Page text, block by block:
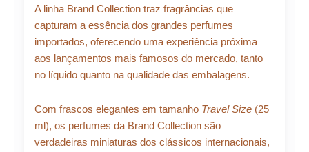
A linha Brand Collection traz fragrâncias que
capturam a essência dos grandes perfumes
importados, oferecendo uma experiência próxima
aos lançamentos mais famosos do mercado, tanto
no líquido quanto na qualidade das embalagens.
Com frascos elegantes em tamanho Travel Size (25
ml), os perfumes da Brand Collection são
verdadeiras miniaturas dos clássicos internacionais,